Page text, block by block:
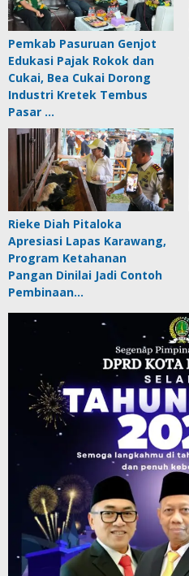
Pemkab Pasuruan Genjot
Edukasi Pajak Rokok dan
Cukai, Bea Cukai Dorong
Industri Kretek Tembus
Pasar …
Rieke Diah Pitaloka
Apresiasi Lapas Karawang,
Program Ketahanan
Pangan Dinilai Jadi Contoh
Pembinaan…